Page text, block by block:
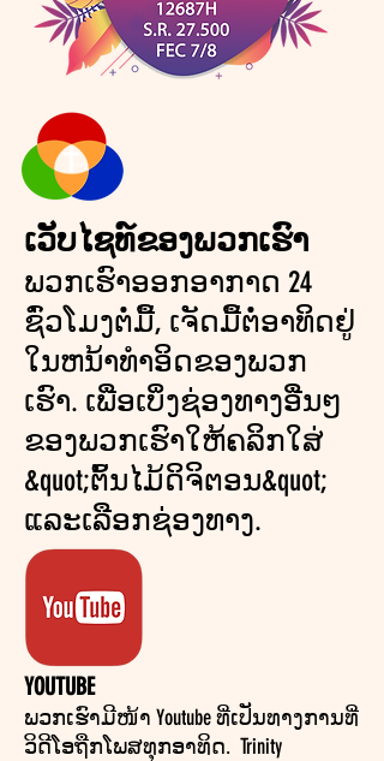
ເວັບໄຊທ໌ຂອງພວກເຮົາ
ພວກເຮົາອອກອາກາດ 24
ຊົ່ວໂມງຕໍ່ມື້, ເຈັດມື້ຕໍ່ອາທິດຢູ່
ໃນຫນ້າທໍາອິດຂອງພວກ
ເຮົາ. ເພື່ອເບິ່ງຊ່ອງທາງອື່ນໆ
ຂອງພວກເຮົາໃຫ້ຄລິກໃສ່
&quot;ຕົ້ນໄມ້ດິຈິຕອນ&quot;
ແລະເລືອກຊ່ອງທາງ.
YOUTUBE
ພວກເຮົາມີໜ້າ Youtube ທີ່ເປັນທາງການທີ່
ວິດີໂອຖືກໂພສທຸກອາທິດ. Trinity